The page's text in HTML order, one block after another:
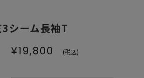
シーム長袖T
¥19,800
(税込)